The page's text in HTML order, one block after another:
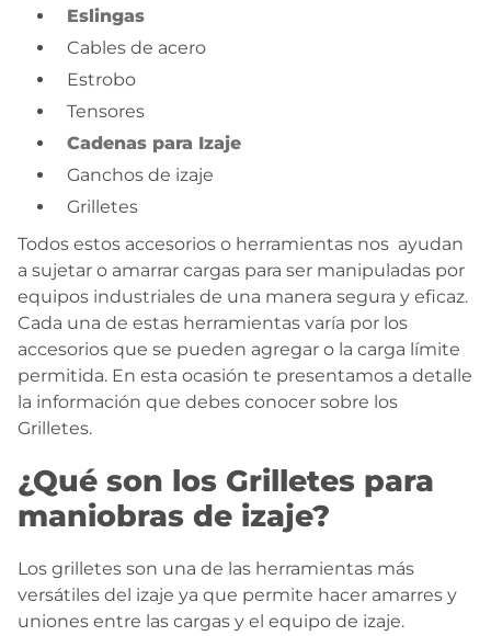
Eslingas
Cables de acero
Estrobo
Tensores
Cadenas para Izaje
Ganchos de izaje
Grilletes
Todos estos accesorios o herramientas nos ayudan
a sujetar o amarrar cargas para ser manipuladas por
equipos industriales de una manera segura y eficaz.
Cada una de estas herramientas varía por los
accesorios que se pueden agregar o la carga límite
permitida. En esta ocasión te presentamos a detalle
la información que debes conocer sobre los
Grilletes.
¿Qué son los Grilletes para
maniobras de izaje?
Los grilletes son una de las herramientas más
versátiles del izaje ya que permite hacer amarres y
uniones entre las cargas y el equipo de izaje.